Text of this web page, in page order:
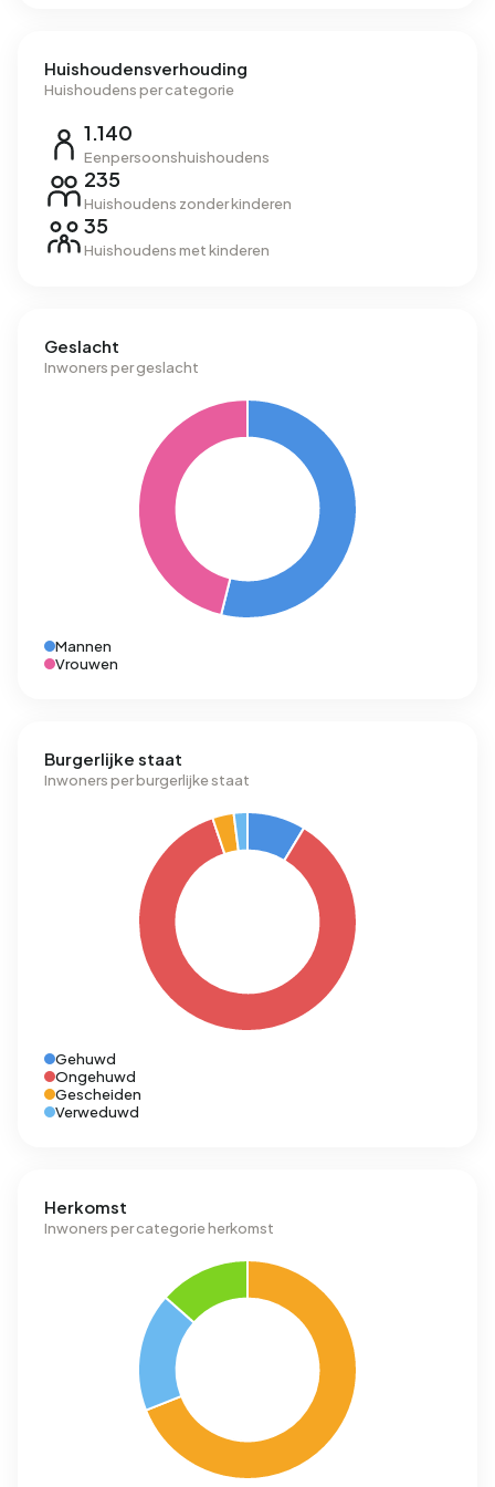
Huishoudensverhouding
Huishoudens per categorie
1.140
Eenpersoonshuishoudens
235
Huishoudens zonder kinderen
35
Huishoudens met kinderen
Geslacht
Inwoners per geslacht
Mannen
Vrouwen
Burgerlijke staat
Inwoners per burgerlijke staat
Gehuwd
Ongehuwd
Gescheiden
Verweduwd
Herkomst
Inwoners per categorie herkomst